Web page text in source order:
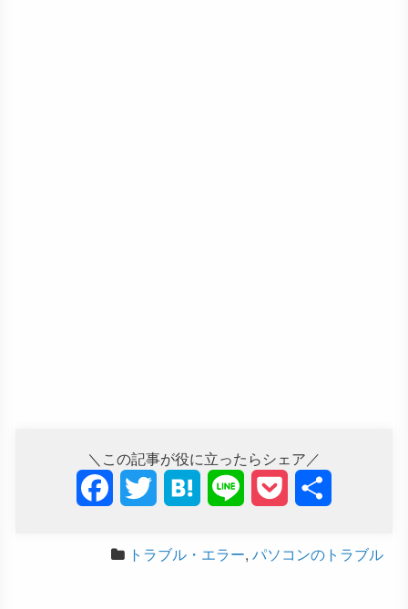
＼この記事が役に立ったらシェア／
c
t
n
c
トラブル・エラー, パソコンのトラブル